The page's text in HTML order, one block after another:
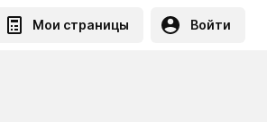
Мои страницы Войти